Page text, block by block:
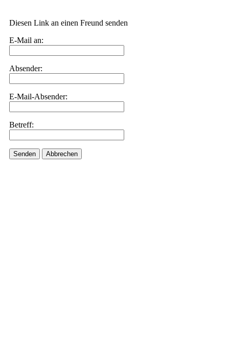
Diesen Link an einen Freund senden
E-Mail an:
Absender:
E-Mail-Absender:
Betreff:
Senden Abbrechen